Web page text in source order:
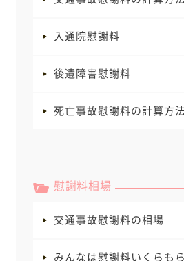
入通院慰謝料
後遺障害慰謝料
死亡事故慰謝料の計算方
慰謝料相場
交通事故慰謝料の相場
みんなは慰謝料いくらも